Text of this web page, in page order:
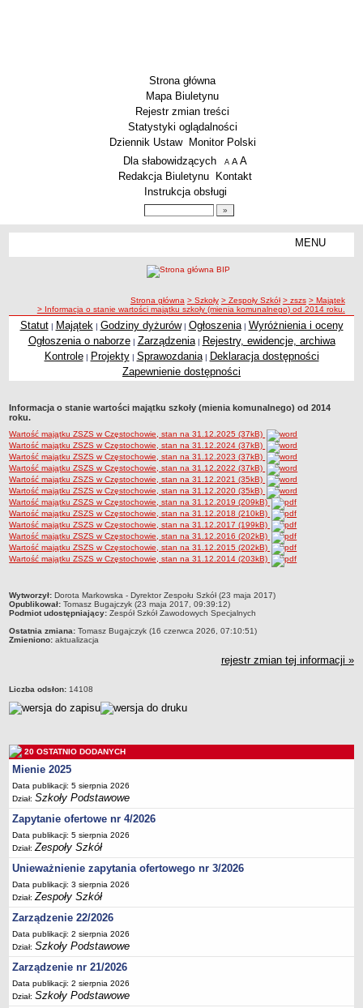
Strona główna
Mapa Biuletynu
Rejestr zmian treści
Statystyki oglądalności
Dziennik Ustaw
Monitor Polski
Menu dodatkowe
Dla słabowidzących A pomniejsz czcionkę
A standardowy rozmiar czcionki
A
Redakcja Biuletynu
Kontakt
Instrukcja obsługi
MENU
Zespoły Szkół
Techniczne Zakłady Naukowe
PRZEDSZKOLA
Przedszkola Miejskie
Zlikwidowane gimnazja
Przekształcone szkoły i placówki
Wielofunkcyjna Placówka
SPECJALNE OŚRODKI SZKOLNO-WYCHOWAWCZE
Specjalny Ośrodek nr 1
Specjalny Ośrodek nr 5
BURSA MIEJSKA
Dane podstawowe
Majątek
Godziny dyżurów
Ogłoszenie
PORADNIE PSYCHOLOGICZNO-PEDAGOGICZNE
Zespół Poradni
BIURO FINANSÓW OŚWIATY
Dane podstawowe
Statut
Majątek
Godziny dyżurów
Ogłoszenia
Zarządzenia
Rejestry, ewidencje, archiwa
Kontrole
PONOWNE WYKORZYSTYWANIE
Sprawozdania
ścieżka nawigacji
Strona główna > Szkoły > Zespoły Szkół > zszs > Majątek
> Informacja o stanie wartości majątku szkoły (mienia komunalnego) od 2014 roku.
Statut| Majątek | Godziny dyżurów| Ogłoszenia| Wyróżnienia i oceny
Ogłoszenia o naborze| Zarządzenia| Rejestry, ewidencje, archiwa
Kontrole| Projekty| Sprawozdania| Deklaracja dostępności
Zapewnienie dostępności
Informacja o stanie wartości majątku szkoły (mienia komunalnego) od 2014
roku.
Wartość majątku ZSZS w Częstochowie, stan na 31.12.2025 (37kB)
Wartość majątku ZSZS w Częstochowie, stan na 31.12.2024 (37kB)
Wartość majątku ZSZS w Częstochowie, stan na 31.12.2023 (37kB)
Wartość majątku ZSZS w Częstochowie, stan na 31.12.2022 (37kB)
Wartość majątku ZSZS w Częstochowie, stan na 31.12.2021 (35kB)
Wartość majątku ZSZS w Częstochowie, stan na 31.12.2020 (35kB)
Wartość majątku ZSZS w Częstochowie, stan na 31.12.2019 (209kB)
Wartość majątku ZSZS w Częstochowie, stan na 31.12.2018 (210kB)
Wartość majątku ZSZS w Częstochowie, stan na 31.12.2017 (199kB)
Wartość majątku ZSZS w Częstochowie, stan na 31.12.2016 (202kB)
Wartość majątku ZSZS w Częstochowie, stan na 31.12.2015 (202kB)
Wartość majątku ZSZS w Częstochowie, stan na 31.12.2014 (203kB)
metryczka
Wytworzył: Dorota Markowska - Dyrektor Zespołu Szkół (23 maja 2017)
Opublikował: Tomasz Bugajczyk (23 maja 2017, 09:39:12)
Podmiot udostępniający: Zespół Szkół Zawodowych Specjalnych
Ostatnia zmiana: Tomasz Bugajczyk (16 czerwca 2026, 07:10:51)
Zmieniono: aktualizacja
rejestr zmian tej informacji »
Liczba odsłon: 14108
20 OSTATNIO DODANYCH
Mienie 2025
Data publikacji: 5 sierpnia 2026
Dział:Szkoły Podstawowe
Zapytanie ofertowe nr 4/2026
Data publikacji: 5 sierpnia 2026
Dział:Zespoły Szkół
Unieważnienie zapytania ofertowego nr 3/2026
Data publikacji: 3 sierpnia 2026
Dział:Zespoły Szkół
Zarządzenie 22/2026
Data publikacji: 2 sierpnia 2026
Dział:Szkoły Podstawowe
Zarządzenie nr 21/2026
Data publikacji: 2 sierpnia 2026
Dział:Szkoły Podstawowe